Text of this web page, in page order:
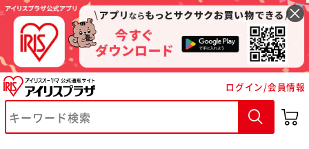
ログイン/会員情報
※ご確認ください
カートに入れる